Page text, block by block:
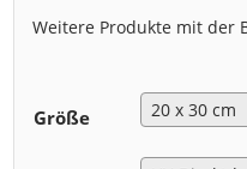
Weitere Produkte mit der
Größe